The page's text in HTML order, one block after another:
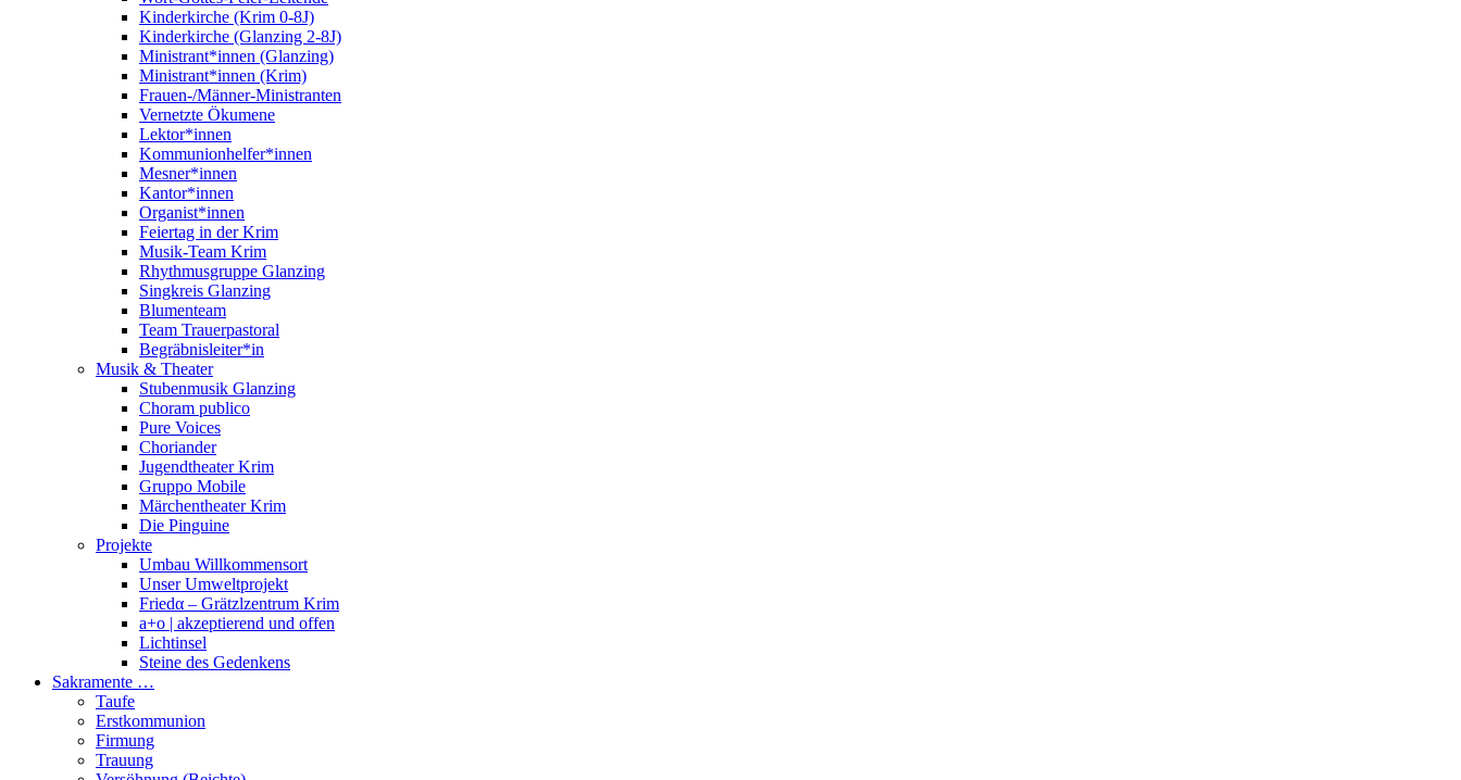
Kinderkirche (Krim 0-8J)
Kinderkirche (Glanzing 2-8J)
Ministrant*innen (Glanzing)
Ministrant*innen (Krim)
Frauen-/Männer-Ministranten
Vernetzte Ökumene
Lektor*innen
Kommunionhelfer*innen
Mesner*innen
Kantor*innen
Organist*innen
Feiertag in der Krim
Musik-Team Krim
Rhythmusgruppe Glanzing
Singkreis Glanzing
Blumenteam
Team Trauerpastoral
Begräbnisleiter*in
Musik & Theater
Stubenmusik Glanzing
Choram publico
Pure Voices
Choriander
Jugendtheater Krim
Gruppo Mobile
Märchentheater Krim
Die Pinguine
Projekte
Umbau Willkommensort
Unser Umweltprojekt
Friedα – Grätzlzentrum Krim
a+o | akzeptierend und offen
Lichtinsel
Steine des Gedenkens
Sakramente …
Taufe
Erstkommunion
Firmung
Trauung